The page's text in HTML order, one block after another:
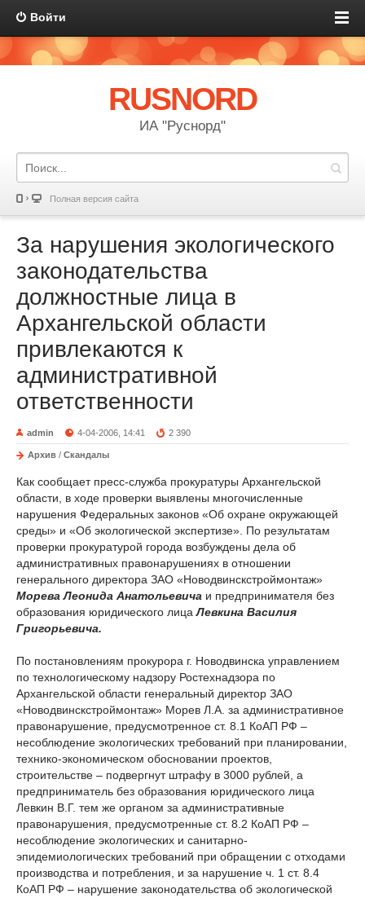
Войти
RUSNORD
ИА "Руснорд"
Полная версия сайта
За нарушения экологического
законодательства
должностные лица в
Архангельской области
привлекаются к
административной
ответственности
admin 4-04-2006, 14:41 2 390
Архив / Скандалы
Как сообщает пресс-служба прокуратуры Архангельской
области, в ходе проверки выявлены многочисленные
нарушения Федеральных законов «Об охране окружающей
среды» и «Об экологической экспертизе». По результатам
проверки прокуратурой города возбуждены дела об
административных правонарушениях в отношении
генерального директора ЗАО «Новодвинскстроймонтаж»
Морева Леонида Анатольевича и предпринимателя без
образования юридического лицаЛевкина Василия
Григорьевича.
По постановлениям прокурора г. Новодвинска управлением
по технологическому надзору Ростехнадзора по
Архангельской области генеральный директор ЗАО
«Новодвинскстроймонтаж» Морев Л.А. за административное
правонарушение, предусмотренное ст. 8.1 КоАП РФ –
несоблюдение экологических требований при планировании,
технико-экономическом обосновании проектов,
строительстве – подвергнут штрафу в 3000 рублей, а
предприниматель без образования юридического лица
Левкин В.Г. тем же органом за административные
правонарушения, предусмотренные ст. 8.2 КоАП РФ –
несоблюдение экологических и санитарно-
эпидемиологических требований при обращении с отходами
производства и потребления, и за нарушение ч. 1 ст. 8.4
КоАП РФ – нарушение законодательства об экологической